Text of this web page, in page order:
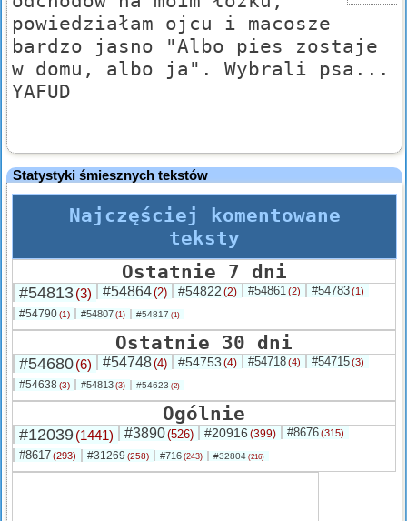
powiedziałam ojcu i macosze
bardzo jasno "Albo pies zostaje
w domu, albo ja". Wybrali psa...
YAFUD
Statystyki śmiesznych tekstów
Najczęściej komentowane
teksty
Ostatnie 7 dni
#54813(3) #54864(2) #54822 (2) #54861(2) #54783(1)
#54790(1) #54807 (1) #54817 (1)
Ostatnie 30 dni
#54680(6) #54748(4) #54753 (4) #54718(4) #54715(3)
#54638 (3) #54813 (3) #54623 (2)
Ogólnie
#12039(1441) #3890(526) #20916 (399) #8676(315)
#8617(293) #31269 (258) #716 (243) #32804 (216)